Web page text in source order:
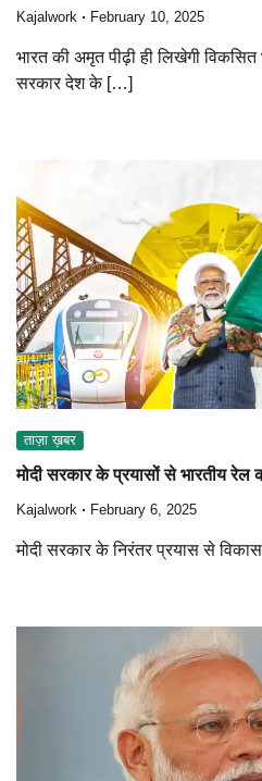
Kajalwork February 10, 2025
भारत की अमृत पीढ़ी ही लिखेगी विकसित
सरकार देश के […]
ताज़ा ख़बर
मोदी सरकार के प्रयासों से भारतीय रेल
Kajalwork February 6, 2025
मोदी सरकार के निरंतर प्रयास से